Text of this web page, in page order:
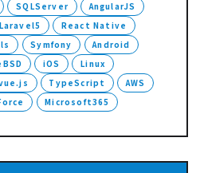
SQLServer
AngularJS
Laravel5
React Native
Symfony
Android
iOS
Linux
TypeScript
AWS
Microsoft365